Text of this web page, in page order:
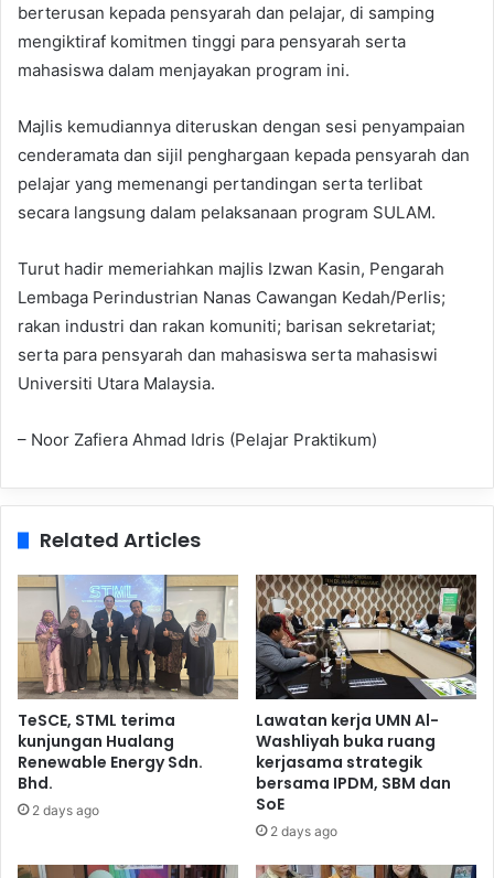
berterusan kepada pensyarah dan pelajar, di samping
mengiktiraf komitmen tinggi para pensyarah serta
mahasiswa dalam menjayakan program ini.
Majlis kemudiannya diteruskan dengan sesi penyampaian
cenderamata dan sijil penghargaan kepada pensyarah dan
pelajar yang memenangi pertandingan serta terlibat
secara langsung dalam pelaksanaan program SULAM.
Turut hadir memeriahkan majlis Izwan Kasin, Pengarah
Lembaga Perindustrian Nanas Cawangan Kedah/Perlis;
rakan industri dan rakan komuniti; barisan sekretariat;
serta para pensyarah dan mahasiswa serta mahasiswi
Universiti Utara Malaysia.
– Noor Zafiera Ahmad Idris (Pelajar Praktikum)
Related Articles
TeSCE, STML terima
kunjungan Hualang
Renewable Energy Sdn.
Bhd.
2 days ago
Lawatan kerja UMN Al-
Washliyah buka ruang
kerjasama strategik
bersama IPDM, SBM dan
SoE
2 days ago